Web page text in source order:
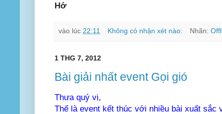
Hớ
vào lúc 22:11 Không có nhận xét nào: Nhãn:
1 THG 7, 2012
Bài giải nhất event Gọi gió
Thưa quý vị,
Thế là event kết thúc với nhiều bài xuất sắc